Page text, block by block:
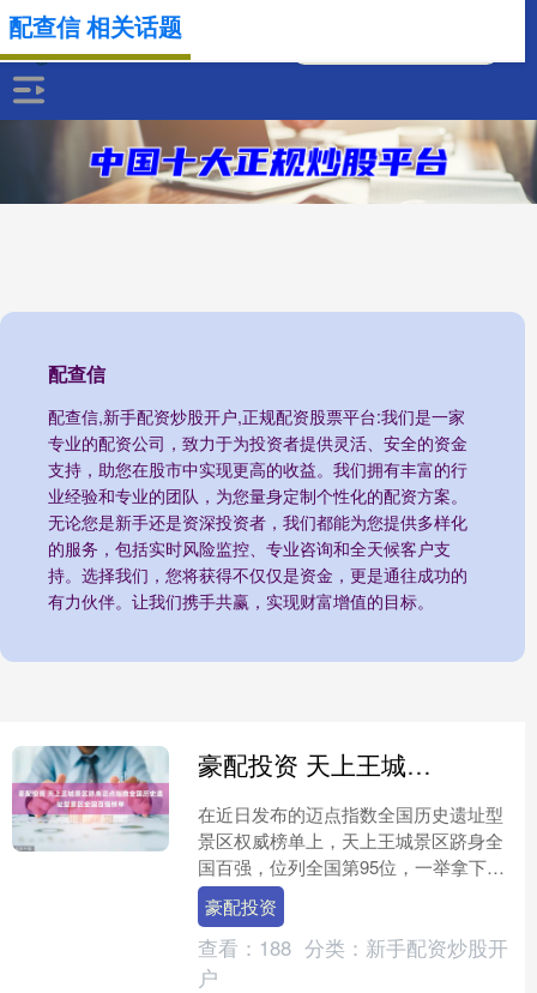
配查信
配查信,新手配资炒股开户,正规配资股票平台:我们是一家
专业的配资公司，致力于为投资者提供灵活、安全的资金
支持，助您在股市中实现更高的收益。我们拥有丰富的行
业经验和专业的团队，为您量身定制个性化的配资方案。
无论您是新手还是资深投资者，我们都能为您提供多样化
的服务，包括实时风险监控、专业咨询和全天候客户支
持。选择我们，您将获得不仅仅是资金，更是通往成功的
有力伙伴。让我们携手共赢，实现财富增值的目标。
配查信 相关话题
豪配投资 天上王城景区跻身迈点指数全国历史遗址型景区全国百强榜单
在近日发布的迈点指数全国历史遗址型
景区权威榜单上，天上王城景区跻身全
国百强，位列全国第95位，一举拿下山
东八强、临沂第一的骄人成绩，值得一
提的是，在这一含金量十....
豪配投资
查看： 188 分类： 新手配资炒股开
户